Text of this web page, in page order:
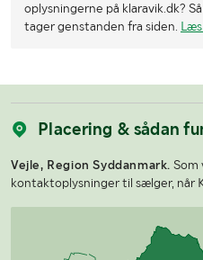
oplysningerne på klaravik.dk?
tager genstanden fra siden.
Placering & sådan
Vejle, Region Syddanmark. Som
kontaktoplysninger til sælger, når